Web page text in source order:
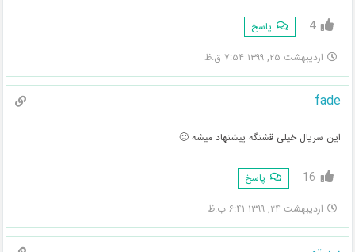
4 پاسخ
اردیبهشت ۲۵, ۱۳۹۹ ۷:۵۴ ق.ظ
fade
این سریال خیلی قشنگه پیشنهاد میشه 🙂
16 پاسخ
اردیبهشت ۲۴, ۱۳۹۹ ۶:۴۱ ب.ظ